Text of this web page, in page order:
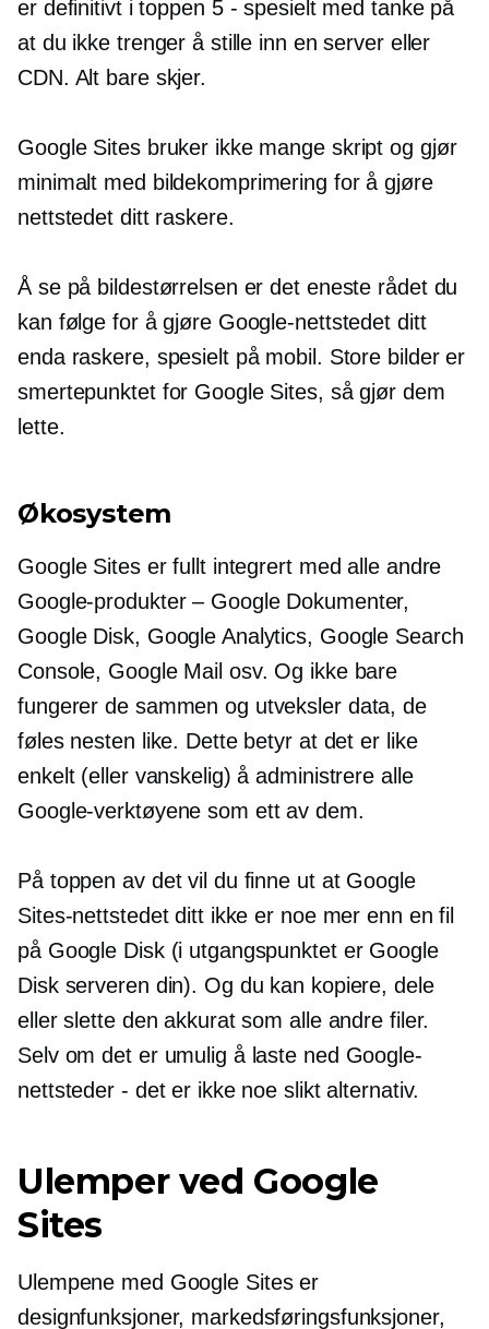
er definitivt i toppen 5 - spesieltmed tanke på
at du ikke trenger å stille inn en server eller
CDN. Alt bare skjer.
Google Sites bruker ikke mange skript og gjør
minimalt med bildekomprimering for å gjøre
nettstedet ditt raskere.
Å se på bildestørrelsen er det eneste rådet du
kan følge for å gjøre Google-nettstedet ditt
enda raskere, spesielt på mobil. Store bilder er
smertepunktet for Google Sites, så gjør dem
lette.
Økosystem
Google Sites er fullt integrert med alle andre
Google-produkter – Google Dokumenter,
Google Disk, Google Analytics, Google Search
Console, Google Mail osv. Og ikke bare
fungerer de sammen og utveksler data, de
føles nesten like. Dette betyr at det er like
enkelt (eller vanskelig) å administrere alle
Google-verktøyene som ett av dem.
På toppen av det vil du finne ut at Google
Sites-nettstedet ditt ikke er noe mer enn en fil
på Google Disk (i utgangspunktet er Google
Disk serveren din). Og du kan kopiere, dele
eller slette den akkurat som alle andre filer.
Selv om det er umulig å laste ned Google-
nettsteder - det er ikke noe slikt alternativ.
Ulemper ved Google
Sites
Ulempene med Google Sites er
designfunksjoner, markedsføringsfunksjoner,